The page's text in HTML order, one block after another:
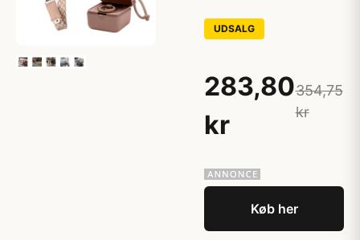
UDSALG
283,80
kr
354,75
kr
Køb her